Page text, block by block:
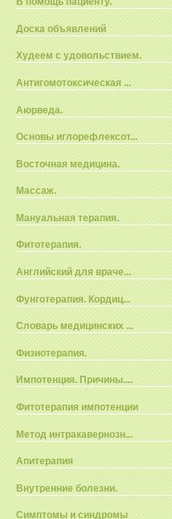
Доска объявлений
Худеем с удовольствием.
Антигомотоксическая ...
Аюрведа.
Основы иглорефлексот...
Восточная медицина.
Массаж.
Мануальная терапия.
Фитотерапия.
Английский для враче...
Фунготерапия. Кордиц...
Словарь медицинских ...
Физиотерапия.
Импотенция. Причины....
Фитотерапия импотенции
Метод интракавернозн...
Апитерапия
Внутренние болезни.
Симптомы и синдромы